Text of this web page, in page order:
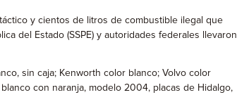
y cientos de litros de combustible ilegal que
del Estado (SSPE) y autoridades federales llevaron
sin caja; Kenworth color blanco; Volvo color
con naranja, modelo 2004, placas de Hidalgo,